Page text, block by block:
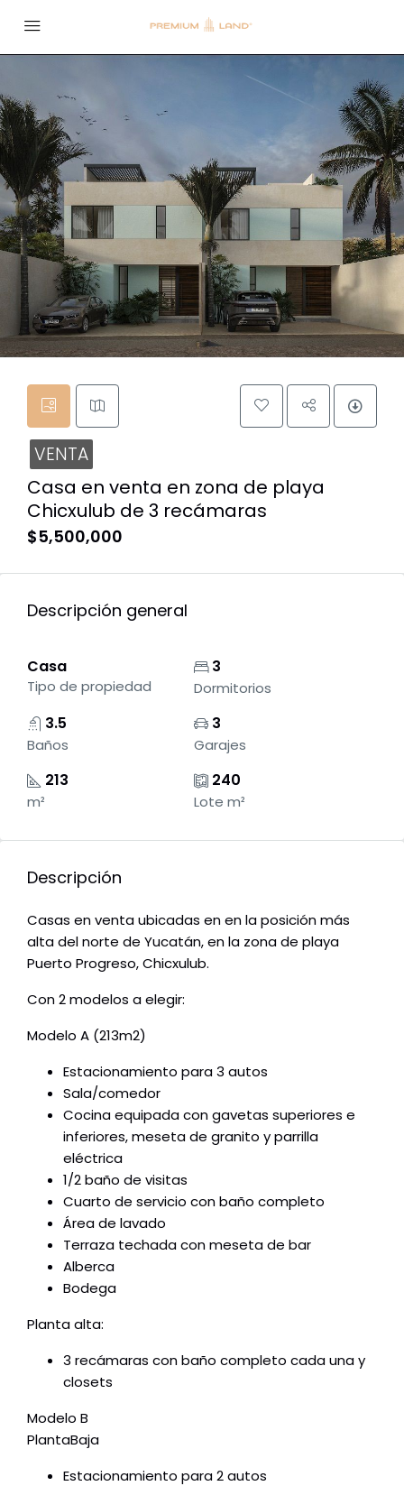
VENTA
Casa en venta en zona de playa
Chicxulub de 3 recámaras
$5,500,000
Descripción general
Casa
Tipo de propiedad
3
Dormitorios
3.5
Baños
3
Garajes
213
m²
240
Lote m²
Descripción
Casas en venta ubicadas en en la posición más
alta del norte de Yucatán, en la zona de playa
Puerto Progreso, Chicxulub.
Con 2 modelos a elegir:
Modelo A (213m2)
Estacionamiento para 3 autos
Sala/comedor
Cocina equipada con gavetas superiores e
inferiores, meseta de granito y parrilla
eléctrica
1/2 baño de visitas
Cuarto de servicio con baño completo
Área de lavado
Terraza techada con meseta de bar
Alberca
Bodega
Planta alta:
3 recámaras con baño completo cada una y
closets
Modelo B
PlantaBaja
Estacionamiento para 2 autos